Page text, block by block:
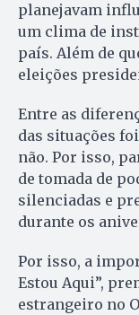
planejavam
um clima de
país. Além de
eleições
Entre as
das situações
não. Por isso,
de tomada de
silenciadas e
durante os
Por isso, a
Estou Aqui”,
estrangeiro no